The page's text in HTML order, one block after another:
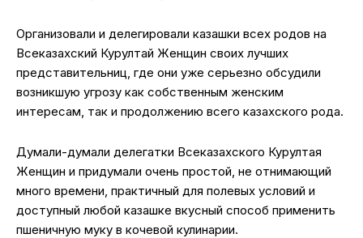
Организовали и делегировали казашки всех родов на
Всеказахский Курултай Женщин своих лучших
представительниц, где они уже серьезно обсудили
возникшую угрозу как собственным женским
интересам, так и продолжению всего казахского рода.
Думали-думали делегатки Всеказахского Курултая
Женщин и придумали очень простой, не отнимающий
много времени, практичный для полевых условий и
доступный любой казашке вкусный способ применить
пшеничную муку в кочевой кулинарии.